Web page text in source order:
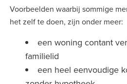
Voorbeelden waarbij sommige
het zelf te doen, zijn onder meer:
een woning contant
familielid
een heel eenvoudige